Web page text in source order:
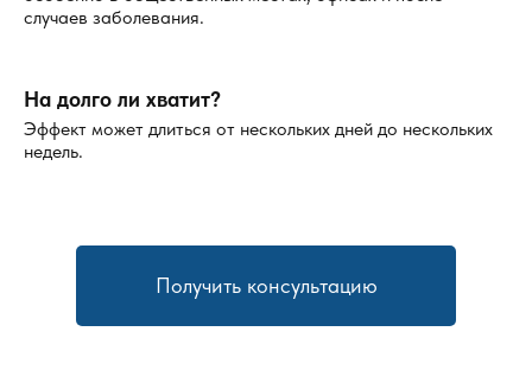
Если грибковое поражение обширное, и самостоятельная
дезинфекция не дает результата, лучше обратиться к
профессиональной компании. Это имеет несколько
Качество работы. Наши дезинфекторы используют
средства, что обеспечивает эффективное
устранение грибка.
случаев заболевания.
На долго ли хватит?
Эффект может длиться от нескольких дней до нескольких
недель.
Получить консультацию